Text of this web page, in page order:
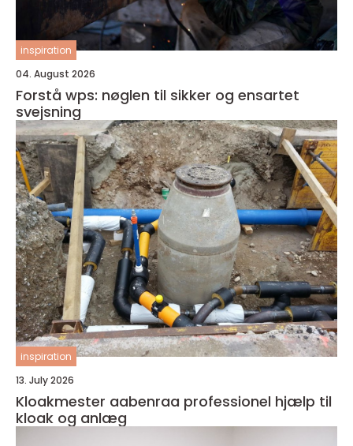
inspiration
04. August 2026
Forstå wps: nøglen til sikker og ensartet
svejsning
inspiration
13. July 2026
Kloakmester aabenraa professionel hjælp til
kloak og anlæg